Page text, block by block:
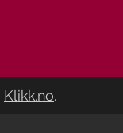
Klikk.no.